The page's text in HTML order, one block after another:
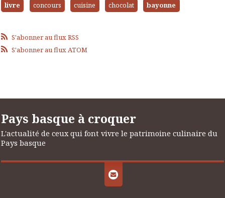
livre
concours cuisine chocolat bayonne
S'abonner au flux RSS
S'abonner au flux ATOM
Pays basque à croquer
L'actualité de ceux qui font vivre le patrimoine culinaire du
Pays basque